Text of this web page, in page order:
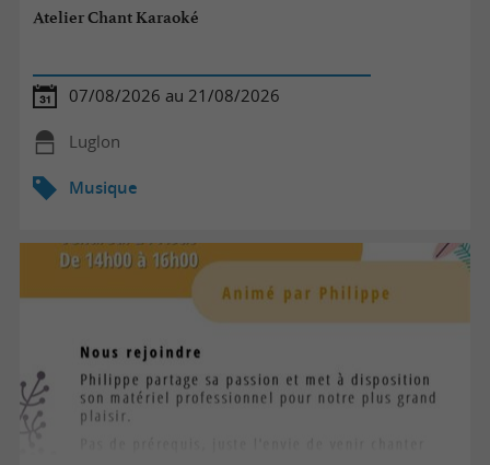
Atelier Chant Karaoké
07/08/2026 au 21/08/2026
Luglon
Musique